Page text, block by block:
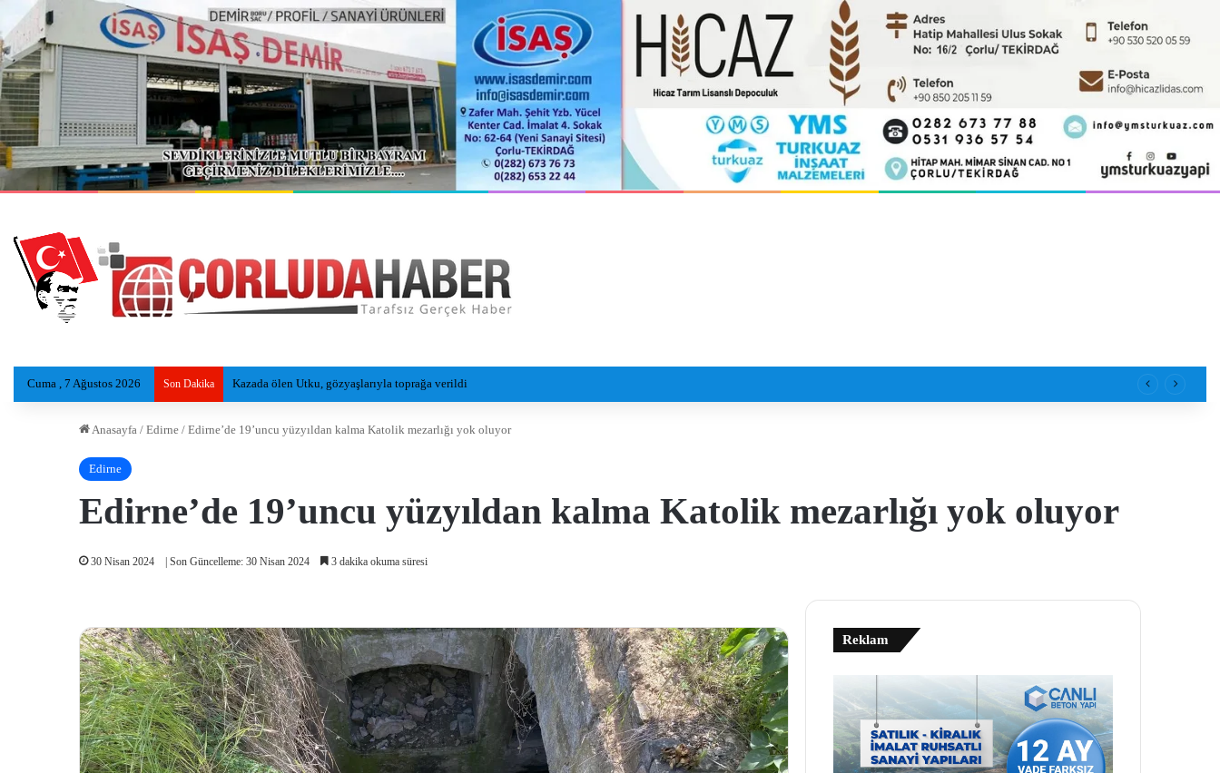
Cuma , 7 Ağustos 2026 Son Dakika Çorluspor 1947, Bolu Kampında Yeni Sezon Hazırlıklarını Sürdürüyor
Anasayfa / Edirne / Edirne’de 19’uncu yüzyıldan kalma Katolik mezarlığı yok oluyor
Edirne
Edirne’de 19’uncu yüzyıldan kalma Katolik mezarlığı yok oluyor
30 Nisan 2024 | Son Güncelleme: 30 Nisan 2024 3 dakika okuma süresi
Reklam